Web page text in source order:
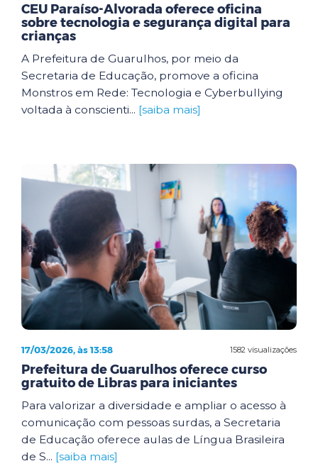
CEU Paraíso-Alvorada oferece oficina
sobre tecnologia e segurança digital para
crianças
A Prefeitura de Guarulhos, por meio da
Secretaria de Educação, promove a oficina
Monstros em Rede: Tecnologia e Cyberbullying
voltada à conscienti... [saiba mais]
1582 visualizações
17/03/2026, às 13:58
Prefeitura de Guarulhos oferece curso
gratuito de Libras para iniciantes
Para valorizar a diversidade e ampliar o acesso à
comunicação com pessoas surdas, a Secretaria
de Educação oferece aulas de Língua Brasileira
de S... [saiba mais]